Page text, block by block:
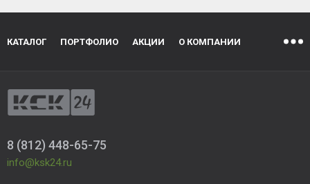
КАТАЛОГ ПОРТФОЛИО АКЦИИ О КОМПАНИИ
8 (812) 448-65-75
info@ksk24.ru